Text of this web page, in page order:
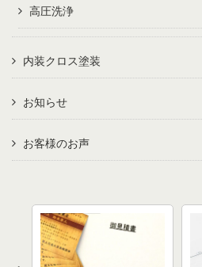
高圧洗浄
内装クロス塗装
お知らせ
お客様のお声